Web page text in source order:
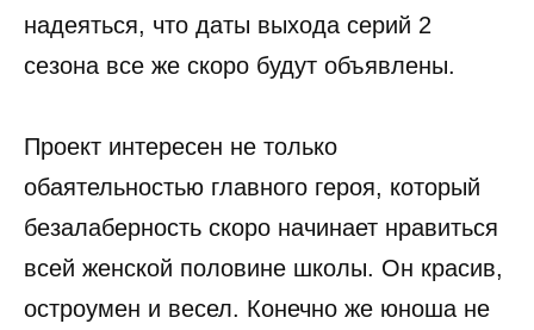
надеяться, что даты выхода серий 2
сезона все же скоро будут объявлены.
Проект интересен не только
обаятельностью главного героя, который
безалаберность скоро начинает нравиться
всей женской половине школы. Он красив,
остроумен и весел. Конечно же юноша не